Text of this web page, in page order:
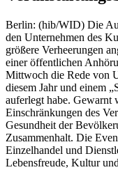
Berlin: (hib/WID) Die
den Unternehmen des
größere Verheerungen
einer öffentlichen
Mittwoch die Rede von
diesem Jahr und einem
auferlegt habe. Gewarnt
Einschränkungen des
Gesundheit der
Zusammenhalt. Die
Einzelhandel und
Lebensfreude, Kultur